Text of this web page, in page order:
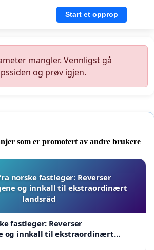
Start et opprop
mangler. Vennligst gå
og prøv igjen.
som er promotert av andre brukere
norske fastleger: Reverser
og innkall til ekstraordinært
landsråd
fastleger: Reverser
og innkall til ekstraordinært